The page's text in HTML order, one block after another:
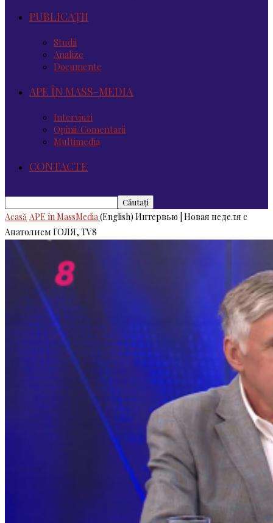
PUBLICAȚII
Studii
Analize
Documente
APE ÎN MASS-MEDIA
Interviuri
Opinii/Comentarii
Multimedia
CONTACTE
Acasă APE în MassMedia(English) Интервью | Новая неделя с
Анатолием ГОЛЯ, TV8